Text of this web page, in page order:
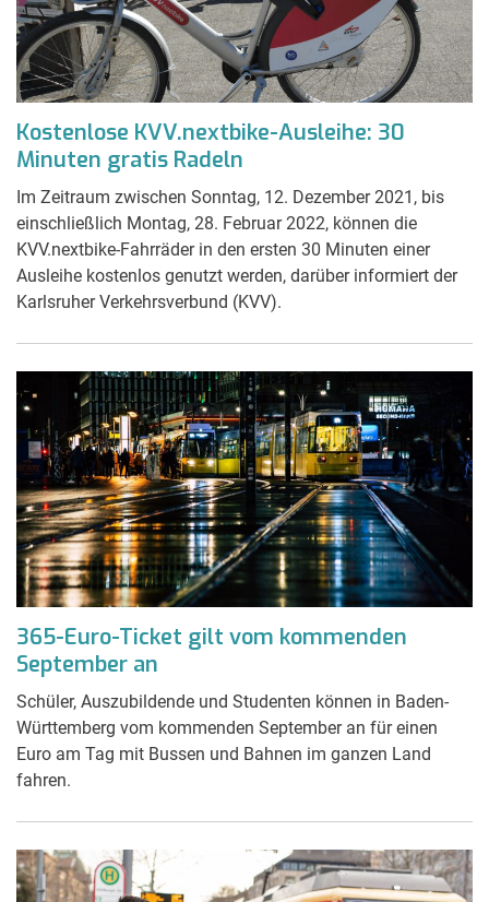
Kostenlose KVV.nextbike-Ausleihe: 30
Minuten gratis Radeln
Im Zeitraum zwischen Sonntag, 12. Dezember 2021, bis
einschließlich Montag, 28. Februar 2022, können die
KVV.nextbike-Fahrräder in den ersten 30 Minuten einer
Ausleihe kostenlos genutzt werden, darüber informiert der
Karlsruher Verkehrsverbund (KVV).
365-Euro-Ticket gilt vom kommenden
September an
Schüler, Auszubildende und Studenten können in Baden-
Württemberg vom kommenden September an für einen
Euro am Tag mit Bussen und Bahnen im ganzen Land
fahren.